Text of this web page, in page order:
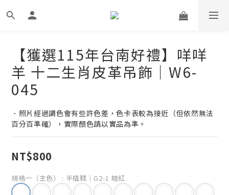
【獲選115年台南好禮】咩咩
羊 十二生肖皮革吊飾｜W6-
045
．照片經過調色會有些許色差，色卡表較為接近（但依然無法
百分百準確），實際顏色請以實品為準。
NT$800
規格一（主色） : 半植鞣｜G2-1 暗紅